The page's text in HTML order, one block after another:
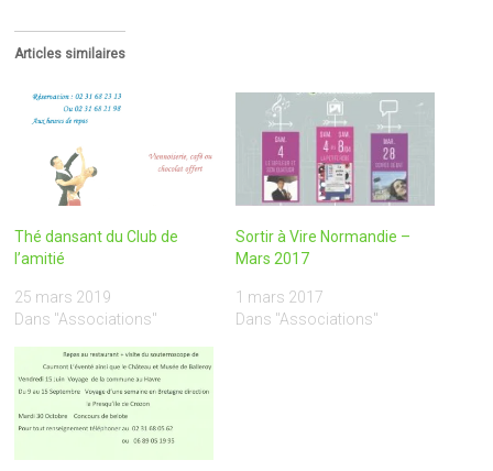
Articles similaires
Thé dansant du Club de
l’amitié
25 mars 2019
Dans "Associations"
Sortir à Vire Normandie –
Mars 2017
1 mars 2017
Dans "Associations"